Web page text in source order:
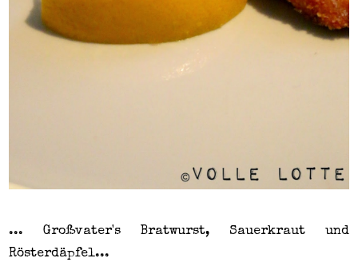
... Großvater's Bratwurst, Sauerkraut und
Rösterdäpfel...